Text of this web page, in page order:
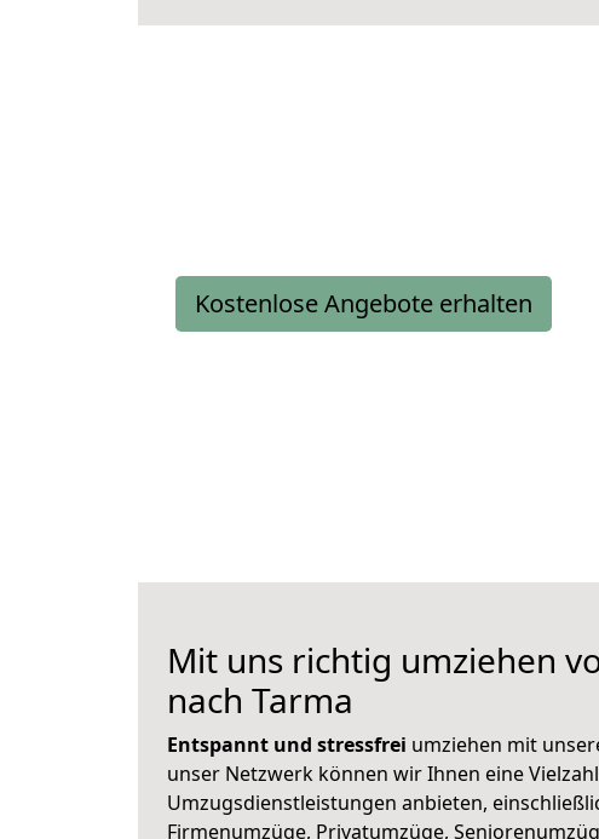
Kostenlose Angebote erhalten
Mit uns richtig umziehen
nach Tarma
Entspannt und stressfrei umziehen mit
unser Netzwerk können wir Ihnen eine
Umzugsdienstleistungen anbieten,
Firmenumzüge, Privatumzüge,